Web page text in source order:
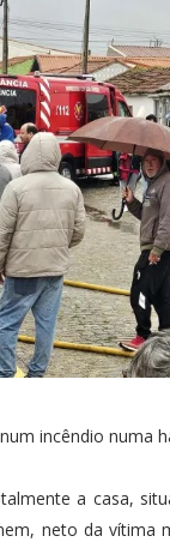
incêndio numa
a casa,
neto da vítima